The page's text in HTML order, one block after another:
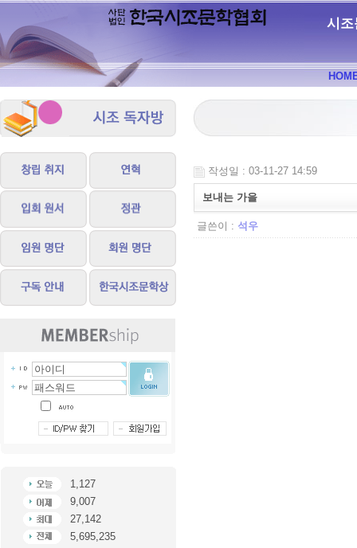
시조
1,127
9,007
27,142
5,695,235
작성일 : 03-11-27 14:59
보내는 가을
글쓴이 : 석우